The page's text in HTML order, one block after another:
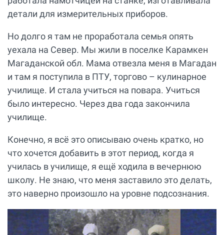
детали для измерительных приборов.
Но долго я там не проработала семья опять
уехала на Север. Мы жили в поселке Карамкен
Магаданской обл. Мама отвезла меня в Магадан
и там я поступила в ПТУ, торгово – кулинарное
училище. И стала учиться на повара. Учиться
было интересно. Через два года закончила
училище.
Конечно, я всё это описываю очень кратко, но
что хочется добавить в этот период, когда я
училась в училище, я ещё ходила в вечернюю
школу. Не знаю, что меня заставило это делать,
это наверно произошло на уровне подсознания.